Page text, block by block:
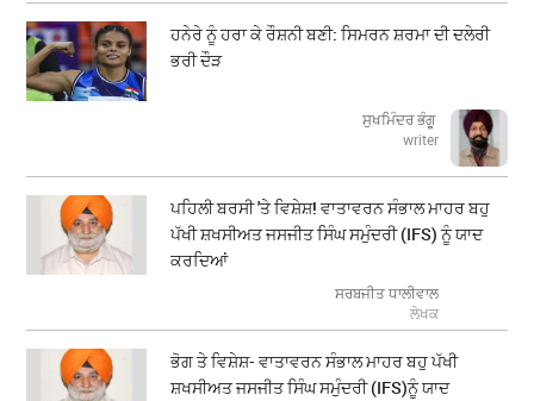
ਹਨੇਰੇ ਨੂੰ ਹਰਾ ਕੇ ਰੌਸ਼ਨੀ ਬਣੀ: ਸਿਮਰਨ ਸ਼ਰਮਾ ਦੀ ਦਲੇਰੀ
ਭਰੀ ਦੌੜ
ਸੁਖਮਿੰਦਰ ਭੰਗੂ
writer
ਪਹਿਲੀ ਬਰਸੀ 'ਤੇ ਵਿਸ਼ੇਸ਼! ਵਾਤਾਵਰਨ ਸੰਭਾਲ ਮਾਹਰ ਬਹੁ
ਪੱਖੀ ਸ਼ਖਸੀਅਤ ਜਸਜੀਤ ਸਿੰਘ ਸਮੁੰਦਰੀ (IFS) ਨੂੰ ਯਾਦ
ਕਰਦਿਆਂ
ਸਰਬਜੀਤ ਧਾਲੀਵਾਲ
ਲੇਖਕ
ਭੋਗ ਤੇ ਵਿਸ਼ੇਸ਼- ਵਾਤਾਵਰਨ ਸੰਭਾਲ ਮਾਹਰ ਬਹੁ ਪੱਖੀ
ਸ਼ਖਸੀਅਤ ਜਸਜੀਤ ਸਿੰਘ ਸਮੁੰਦਰੀ (IFS)ਨੂੰ ਯਾਦ